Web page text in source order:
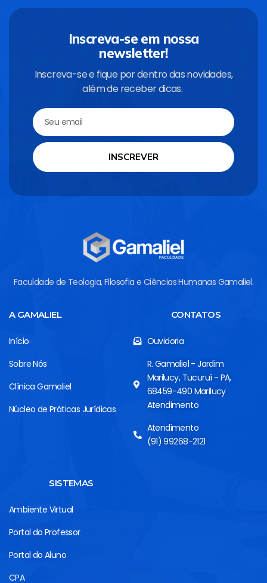
Inscreva-se em nossa
newsletter!
Inscreva-se e fique por dentro das novidades,
além de receber dicas.
INSCREVER
Faculdade de Teologia, Filosofia e Ciências Humanas Gamaliel.
A GAMALIEL
Início
Sobre Nós
Clínica Gamaliel
Núcleo de Práticas Jurídicas
CONTATOS
Ouvidoria
R. Gamaliel - Jardim
Marilucy, Tucuruí - PA,
68459-490 Marilucy
Atendimento
Atendimento
(91) 99268-2121
SISTEMAS
Ambiente Virtual
Portal do Professor
Portal do Aluno
CPA